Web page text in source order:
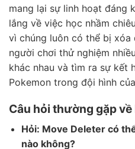
mang lại sự linh hoạt đáng
lắng về việc học nhầm
vì chúng luôn có thể bị
người chơi thử nghiệm
khác nhau và tìm ra sự kết
Pokemon trong đội hình
Câu hỏi thường gặp
Hỏi: Move Deleter có
nào không?